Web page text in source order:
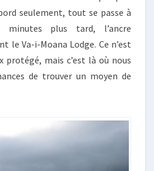
seulement, tout se passe à
minutes plus tard, l’ancre
le Va-i-Moana Lodge. Ce n’est
protégé, mais c’est là où nous
de trouver un moyen de